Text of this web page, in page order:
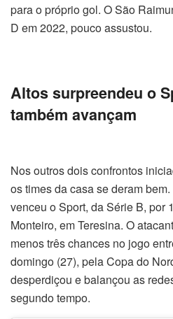
para o próprio gol. O São
D em 2022, pouco assustou.
Altos surpreendeu o
também avançam
Nos outros dois confrontos
os times da casa se deram
venceu o Sport, da Série B, por
Monteiro, em Teresina. O
menos três chances no jogo
domingo (27), pela Copa do
desperdiçou e balançou as
segundo tempo.